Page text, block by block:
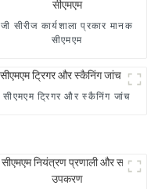
जी सीरीज कार्यशाला प्रकार मानक
सीएमएम
सीएमएम ट्रिगर और स्कैनिंग जांच